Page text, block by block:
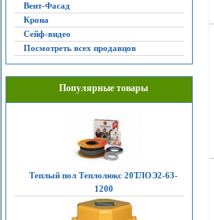
Вент-Фасад
Крона
Сейф-видео
Посмотреть всех продавцов
Популярные товары
Теплый пол Теплолюкс 20ТЛОЭ2-63-
1200